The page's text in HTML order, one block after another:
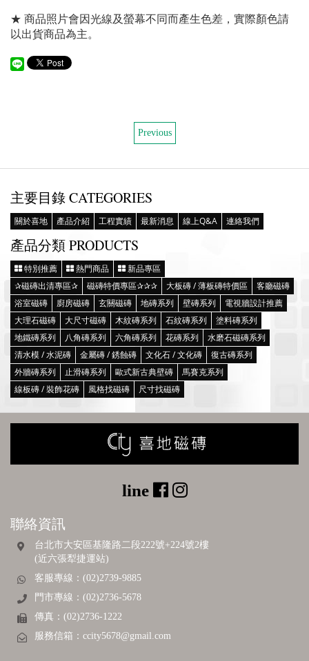
★ 商品照片會因光線及螢幕不同而產生色差，實際顏色請
以出貨商品為主。
Previous
主要目錄 CATEGORIES
關於喜地 產品介紹 工程實績 最新消息 線上Q&A 連絡我們
產品分類 PRODUCTS
特別推薦 熱門商品
新品專區
✰磁磚出清專區✰
磁磚特價專區✰✰✰ 大板磚 / 薄板磚特價區
客廳磁磚
浴室磁磚
廚房磁磚 玄關磁磚 地磚系列 壁磚系列
電視牆設計推薦
大理石磁磚
大尺寸磁磚 木紋磚系列 石紋磚系列
塗料磚系列
地鐵磚系列
八角磚系列 六角磚系列 花磚系列
水磨石磁磚系列
清水模 / 水泥磚
金屬磚 / 銹蝕磚 文化石 / 文化磚
復古磚系列
外牆磚系列
止滑磚系列 歐式新古典壁磚
馬賽克系列
線板磚 / 裝飾花磚
風格找磁磚 尺寸找磁磚
聯絡資訊
台北市大安區基隆路二段222號+224號2樓
(近六張犁捷運站)
客服專線：(02)2739-9885
門市專線：(02)2736-5678
傳真：(02)2736-1222
服務信箱： ccity5678@gmail.com